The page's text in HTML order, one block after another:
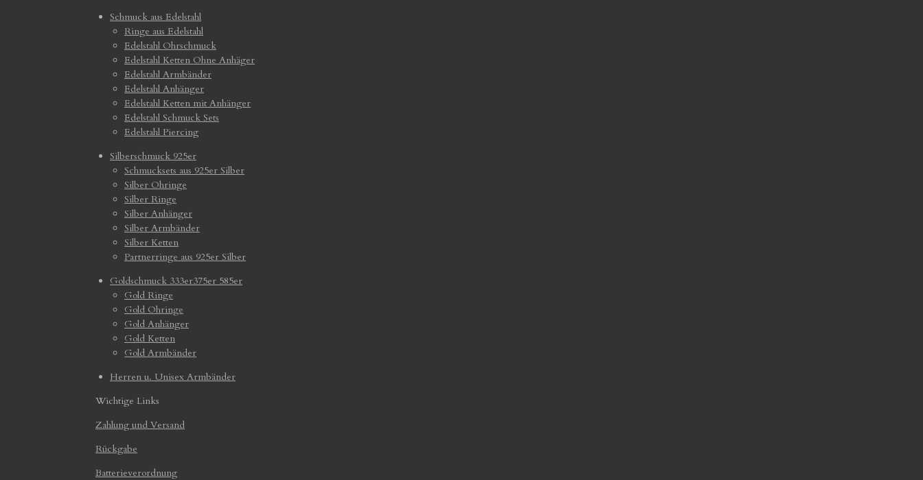
Schmuck aus Edelstahl
Ringe aus Edelstahl
Edelstahl Ohrschmuck
Edelstahl Ketten Ohne Anhäger
Edelstahl Armbänder
Edelstahl Anhänger
Edelstahl Ketten mit Anhänger
Edelstahl Schmuck Sets
Edelstahl Piercing
Silberschmuck 925er
Schmucksets aus 925er Silber
Silber Ohringe
Silber Ringe
Silber Anhänger
Silber Armbänder
Silber Ketten
Partnerringe aus 925er Silber
Goldschmuck 333er375er 585er
Gold Ringe
Gold Ohringe
Gold Anhänger
Gold Ketten
Gold Armbänder
Herren u. Unisex Armbänder
Wichtige Links
Zahlung und Versand
Rückgabe
Batterieverordnung